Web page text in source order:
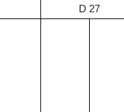
D 27